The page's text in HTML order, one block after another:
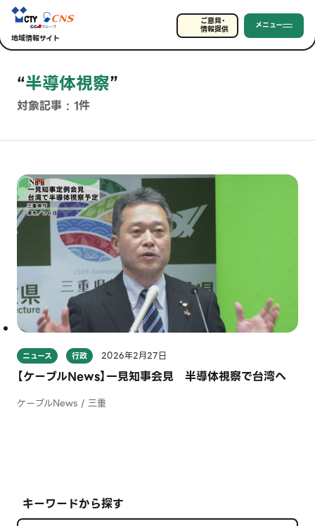
地域情報サイト
ご意見・
情報提供 メニュー
“半導体視察”
対象記事 : 1件
キーワードから探す
ニュース 行政 2026年2月27日
【ケーブルNews】一見知事会見 半導体視察で台湾へ
ケーブルNews / 三重